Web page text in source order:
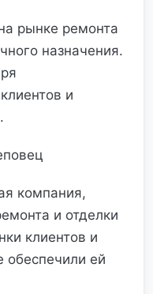
рынке ремонта
назначения.
и
компания,
и отделки
клиентов и
обеспечили ей